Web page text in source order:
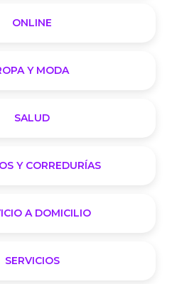
ONLINE
Y MODA
SALUD
Y CORREDURÍAS
A DOMICILIO
SERVICIOS